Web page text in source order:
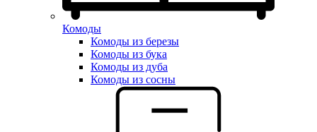
Комоды
Комоды из березы
Комоды из бука
Комоды из дуба
Комоды из сосны